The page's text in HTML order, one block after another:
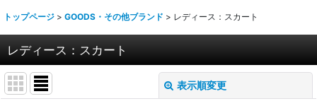
トップページ > GOODS・その他ブランド > レディース：スカート
レディース：スカート
表示順変更